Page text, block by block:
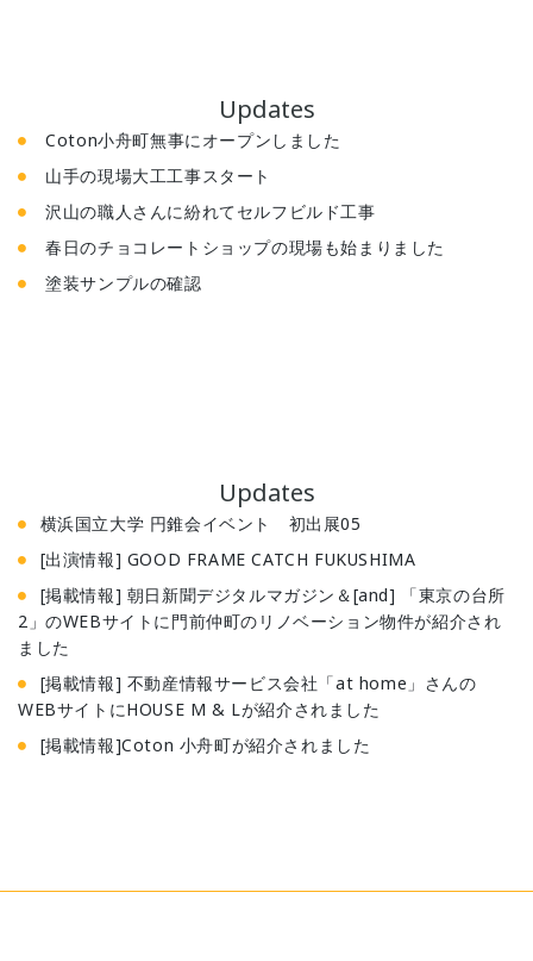
Updates
Coton小舟町無事にオープンしました
山手の現場大工工事スタート
沢山の職人さんに紛れてセルフビルド工事
春日のチョコレートショップの現場も始まりました
塗装サンプルの確認
Updates
横浜国立大学 円錐会イベント 初出展05
[出演情報] GOOD FRAME CATCH FUKUSHIMA
[掲載情報] 朝日新聞デジタルマガジン＆[and] 「東京の台所
2」のWEBサイトに門前仲町のリノベーション物件が紹介され
ました
[掲載情報] 不動産情報サービス会社「at home」さんの
WEBサイトにHOUSE M & Lが紹介されました
[掲載情報]Coton 小舟町が紹介されました